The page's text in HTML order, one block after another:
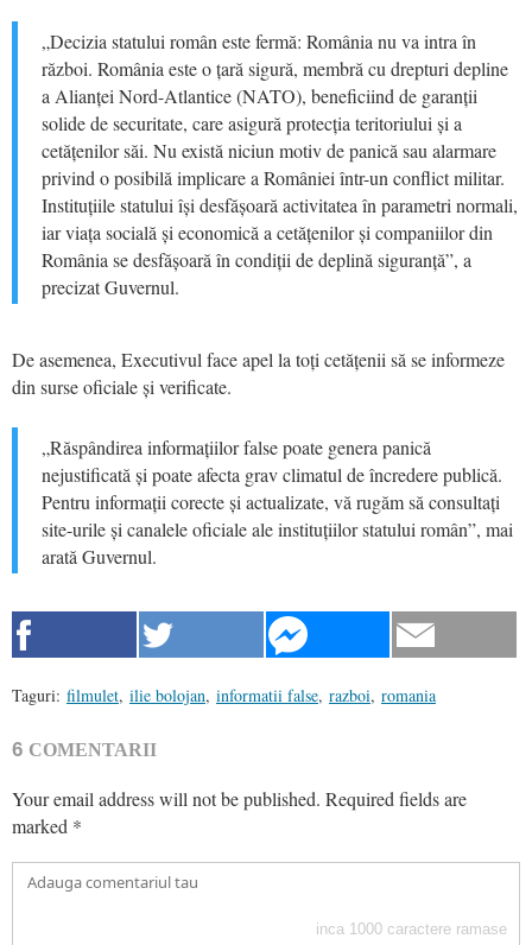
„Decizia statului român este fermă: România nu va intra în
război. România este o țară sigură, membră cu drepturi depline
a Alianței Nord-Atlantice (NATO), beneficiind de garanții
solide de securitate, care asigură protecția teritoriului și a
cetățenilor săi. Nu există niciun motiv de panică sau alarmare
privind o posibilă implicare a României într-un conflict militar.
Instituțiile statului își desfășoară activitatea în parametri normali,
iar viața socială și economică a cetățenilor și companiilor din
România se desfășoară în condiții de deplină siguranță”, a
precizat Guvernul.
De asemenea, Executivul face apel la toți cetățenii să se informeze
din surse oficiale și verificate.
„Răspândirea informațiilor false poate genera panică
nejustificată și poate afecta grav climatul de încredere publică.
Pentru informații corecte și actualizate, vă rugăm să consultați
site-urile și canalele oficiale ale instituțiilor statului român”, mai
arată Guvernul.
Taguri: filmulet, ilie bolojan, informatii false, razboi, romania
6 COMENTARII
Your email address will not be published. Required fields are
marked *
inca 1000 caractere ramase